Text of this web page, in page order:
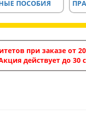
ПОСОБИЯ
при заказе от
действует до 30